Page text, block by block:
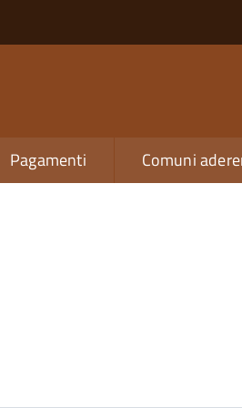
Pagamenti Comuni